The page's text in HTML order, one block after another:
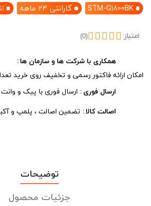
STM-G1800BK
گارانتی 24 ماهه
امتیاز: (0)
همکاری با شرکت ها و سازمان ها
امکان ارائه فاکتور رسمی و تخفیف روی خرید
ارسال فوری ارسال فوری با پیک و وانت
اصالت کالا تضمین اصالت ، پلمپ و
توضیحات
جزئیات محصول